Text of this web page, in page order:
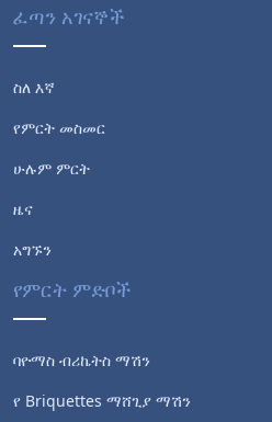
ፈጣን አገናኞች
ስለ እኛ
የምርት መስመር
ሁሉም ምርት
ዜና
አግኙን
የምርት ምድቦች
ባዮማስ ብሪኬትስ ማሽን
የ Briquettes ማሸጊያ ማሽን